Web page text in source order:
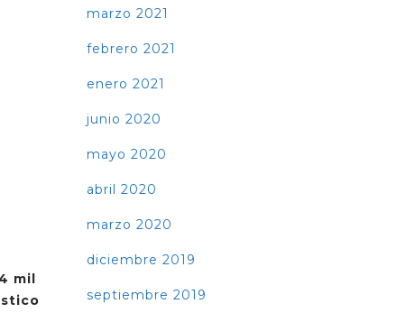
mil
marzo 2021
febrero 2021
enero 2021
junio 2020
mayo 2020
abril 2020
marzo 2020
diciembre 2019
septiembre 2019